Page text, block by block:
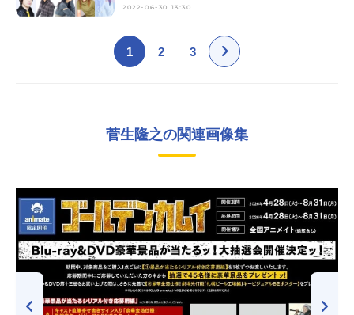
2022-06-30 13:30
1 2 3
菅生隆之の関連画像集